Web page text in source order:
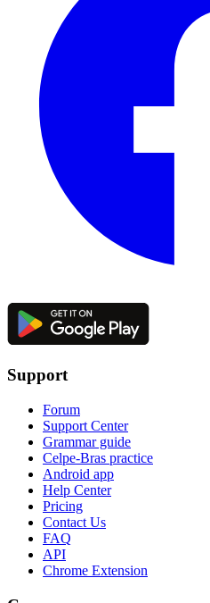
Support
Forum
Support Center
Grammar guide
Celpe-Bras practice
Android app
Help Center
Pricing
Contact Us
FAQ
API
Chrome Extension